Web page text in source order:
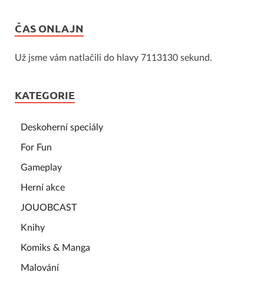
ČAS ONLAJN
Už jsme vám natlačili do hlavy 7113130 sekund.
KATEGORIE
Deskoherní speciály
For Fun
Gameplay
Herní akce
JOUOBCAST
Knihy
Komiks & Manga
Malování